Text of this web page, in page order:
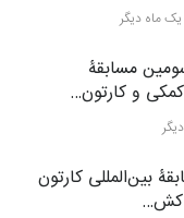
ماه دیگر
مسابقۀ
کمکی و کارتون…
بین‌المللی کارتون